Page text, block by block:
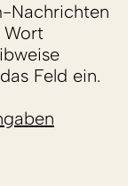
Nachrichten
Wort
Feld ein.